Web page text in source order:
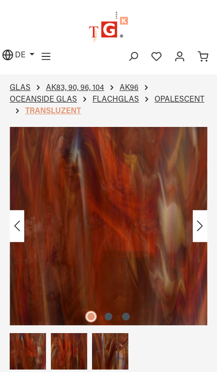
DE
GLAS AK83, 90, 96, 104
AK96
OCEANSIDE GLAS
FLACHGLAS
OPALESCENT
TRANSLUZENT
Bildergalerie überspringen